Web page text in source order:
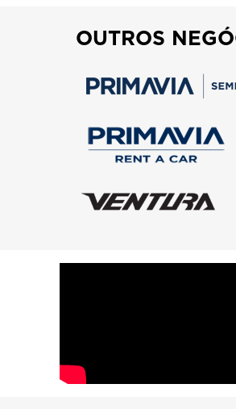
OUTROS
Saiba mais
Saiba mais